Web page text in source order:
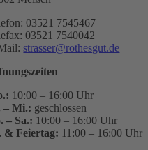
03521 7545467
03521 7540042
strasser@rothesgut.de
10:00 – 16:00 Uhr
– Mi.: geschlossen
– Sa.: 10:00 – 16:00 Uhr
& Feiertag: 11:00 – 16:00 Uhr